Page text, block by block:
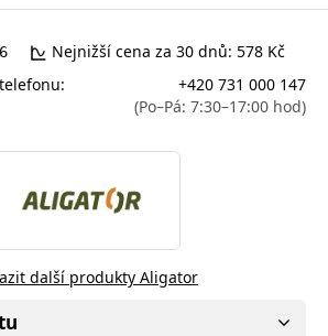
Nejnižší cena za 30 dnů: 578 Kč
+420 731 000 147
(Po–Pá: 7:30–17:00 hod)
další produkty Aligator